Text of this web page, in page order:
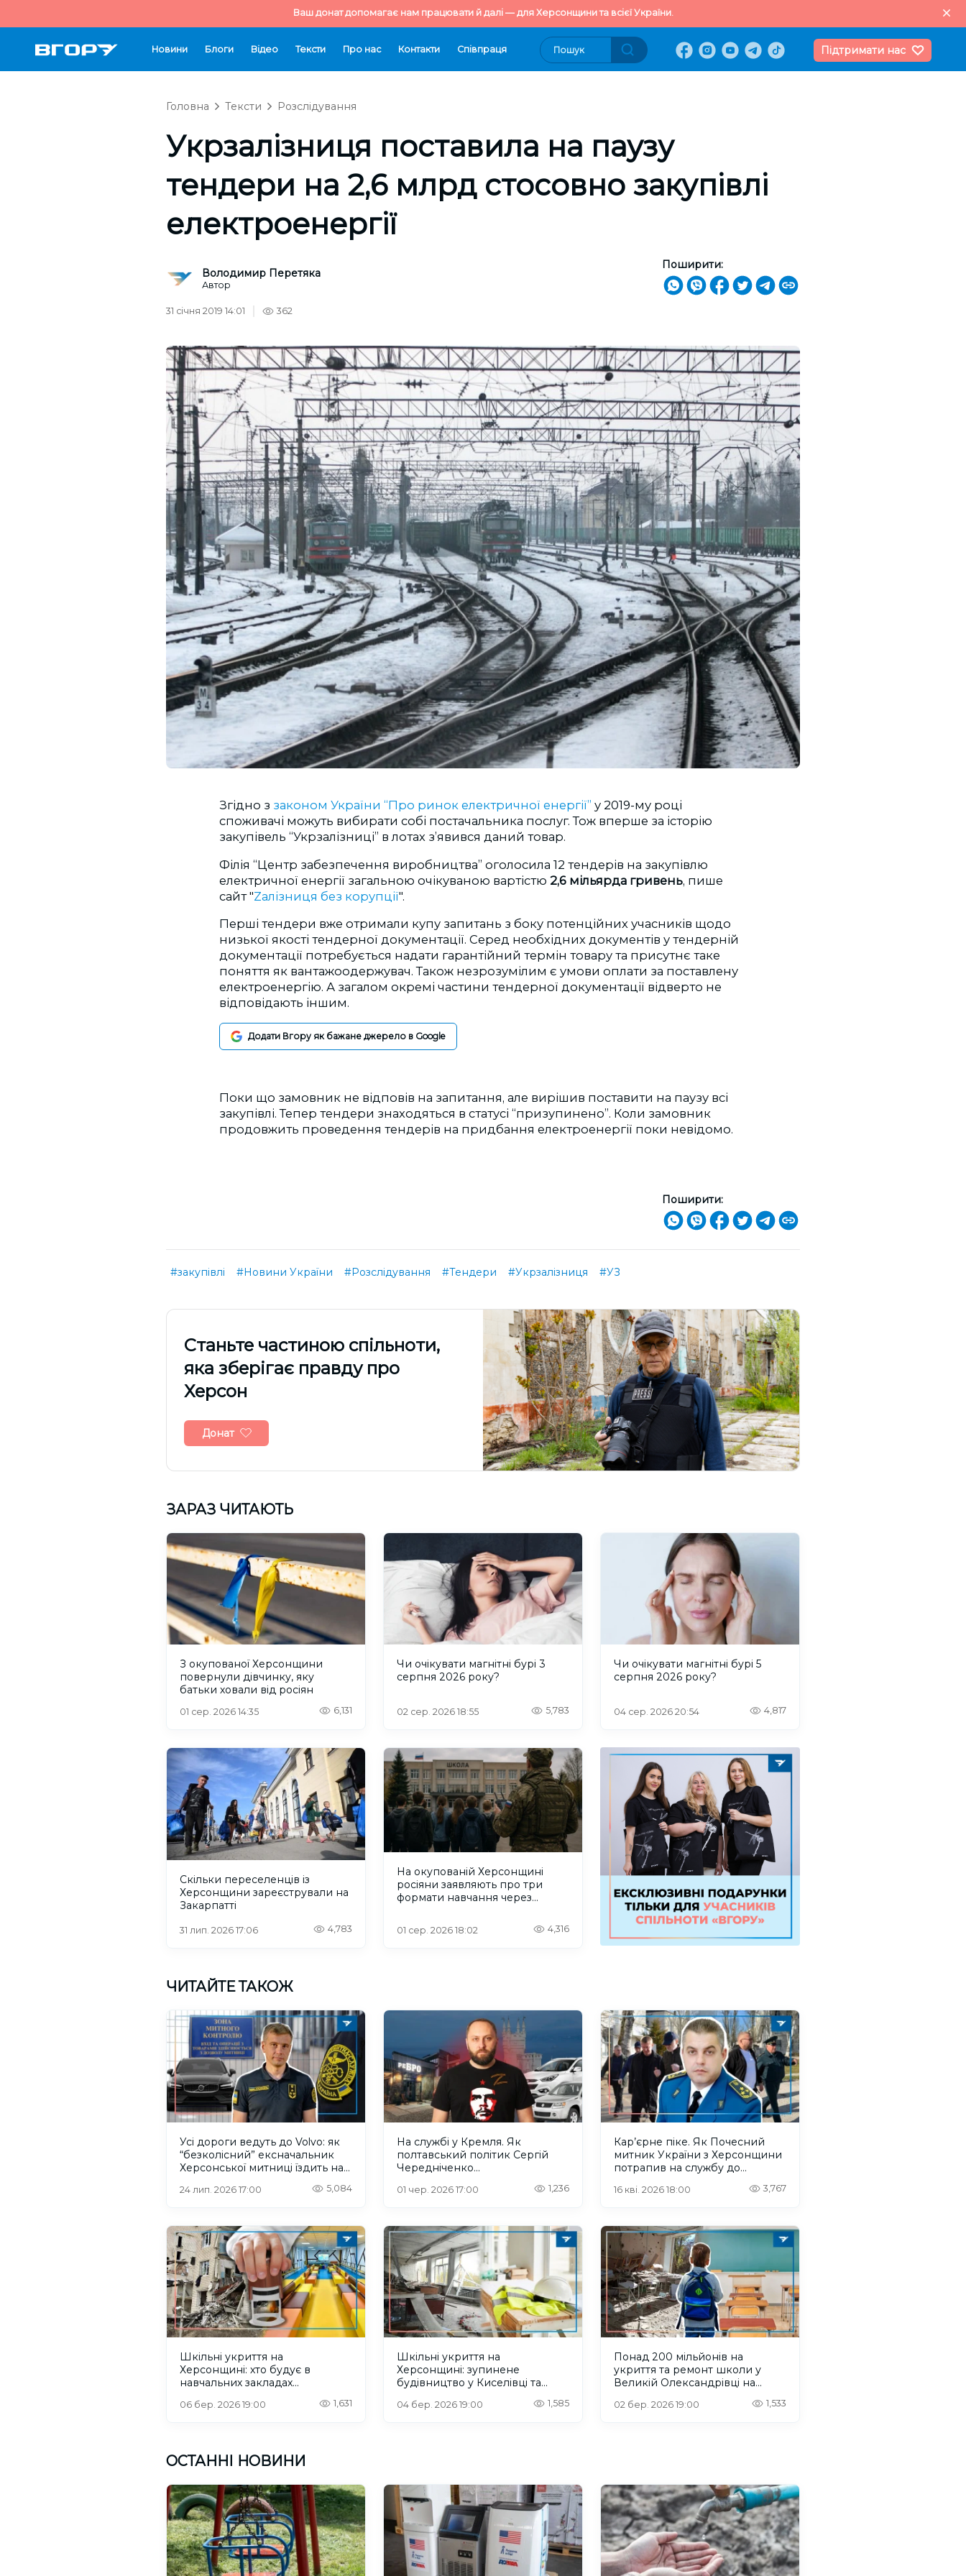
Ваш донат допомагає нам працювати й далі — для Херсонщини та всієї України.
Новини Блоги Відео Тексти Про нас Контакти Cпівпраця Підтримати нас
Головна Тексти Розслідування
Укрзалізниця поставила на паузу
тендери на 2,6 млрд стосовно закупівлі
електроенергії
Володимир Перетяка
Автор
Поширити:
31 січня 2019 14:01 362
Згідно з законом України “Про ринок електричної енергії” у 2019-му році
споживачі можуть вибирати собі постачальника послуг. Тож вперше за історію
закупівель “Укрзалізниці” в лотах з’явився даний товар.
Філія “Центр забезпечення виробництва” оголосила 12 тендерів на закупівлю
електричної енергії загальною очікуваною вартістю 2,6 мільярда гривень, пише
сайт "Zалізниця без корупції".
Перші тендери вже отримали купу запитань з боку потенційних учасників щодо
низької якості тендерної документації. Серед необхідних документів у тендерній
документації потребується надати гарантійний термін товару та присутнє таке
поняття як вантажоодержувач. Також незрозумілим є умови оплати за поставлену
електроенергію. А загалом окремі частини тендерної документації відверто не
відповідають іншим.
Додати Вгору як бажане джерело в Google
Поки що замовник не відповів на запитання, але вирішив поставити на паузу всі
закупівлі. Тепер тендери знаходяться в статусі “призупинено”. Коли замовник
продовжить проведення тендерів на придбання електроенергії поки невідомо.
Поширити:
#закупівлі #Новини України #Розслідування #Тендери #Укрзалізниця #УЗ
Cтаньте частиною спільноти,
яка зберігає правду про
Херсон
Донат
ЗАРАЗ ЧИТАЮТЬ
З окупованої Херсонщини
повернули дівчинку, яку
батьки ховали від росіян
01 сер. 2026 14:35 6,131
Чи очікувати магнітні бурі 3
серпня 2026 року?
02 сер. 2026 18:55 5,783
Чи очікувати магнітні бурі 5
серпня 2026 року?
04 сер. 2026 20:54 4,817
Скільки переселенців із
Херсонщини зареєстрували на
Закарпатті
31 лип. 2026 17:06 4,783
На окупованій Херсонщині
росіяни заявляють про три
формати навчання через
01 сер. 2026 18:02 4,316
ЧИТАЙТЕ ТАКОЖ
Усі дороги ведуть до Volvo: як
“безколісний” ексначальник
Херсонської митниці їздить на
24 лип. 2026 17:00 5,084
На службі у Кремля. Як
полтавський політик Сергій
Чередніченко
окупованої Херсонщини
01 чер. 2026 17:00 1,236
Кар’єрне піке. Як Почесний
митник України з Херсонщини
потрапив на службу до
16 кві. 2026 18:00 3,767
Шкільні укриття на
Херсонщині: хто будує в
навчальних закладах
Кута
06 бер. 2026 19:00 1,631
Шкільні укриття на
Херсонщині: зупинене
будівництво у Киселівці та
Борозенському
04 бер. 2026 19:00 1,585
Понад 200 мільйонів на
укриття та ремонт школи у
Великій Олександрівці на
і аудит
02 бер. 2026 19:00 1,533
ОСТАННІ НОВИНИ